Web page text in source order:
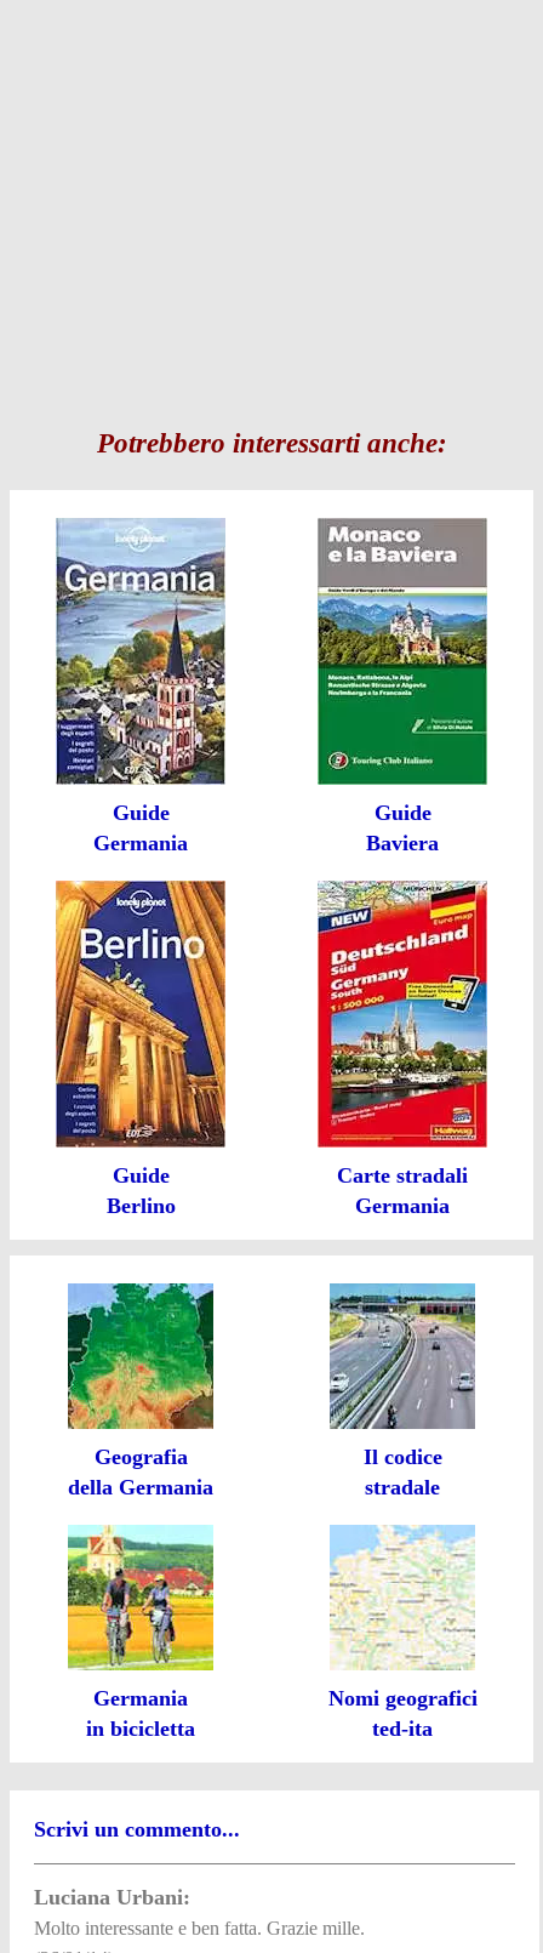
Potrebbero interessarti anche:
Guide
Germania
Guide
Baviera
Guide
Berlino
Carte stradali
Germania
Geografia
della Germania
Il codice
stradale
Germania
in bicicletta
Nomi geografici
ted-ita
Scrivi un commento...
Luciana Urbani:
Molto interessante e ben fatta. Grazie mille.